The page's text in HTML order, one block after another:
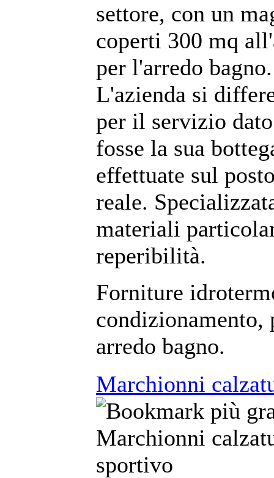
settore, con un
coperti 300 mq
per l'arredo bagno.
L'azienda si
per il servizio
fosse la sua
effettuate sul
reale.
materiali
reperibilità.
Forniture
arredo bagno.
Marchionni
Marchionni
sportivo